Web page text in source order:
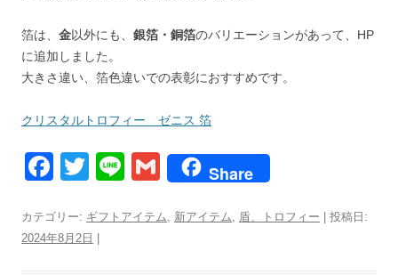
箔は、 金以外にも、 銀箔・銅箔のバリエーションがあって、HP
に追加しました。
大きさ違い、箔色違いでの表彰におすすめです。
クリスタルトロフィー ゼニス 箔
F
c
e
T
tt
er
Li
e
G
ail
Share
カテゴリー: ギフトアイテム 新アイテム 盾、トロフィー | 投稿日:
2024年8月2日 |